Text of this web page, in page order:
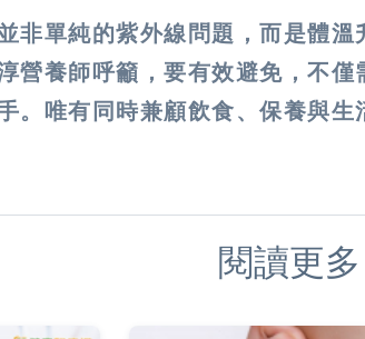
非單純的紫外線問題，而是體
營養師呼籲，要有效避免，不
。唯有同時兼顧飲食、保養與
閱讀更多